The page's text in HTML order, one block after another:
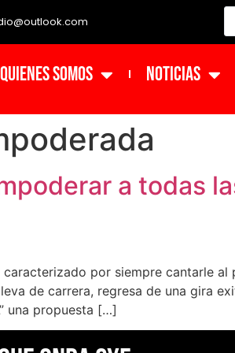
Quienes Somos NOTICIAS
a todas
por siempre cantarle
de carrera, regresa de una gira
una propuesta […]